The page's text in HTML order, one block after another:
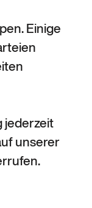
Einige
jederzeit
unserer